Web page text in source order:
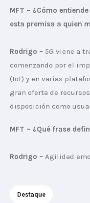
MFT – ¿Cómo
esta premisa a quien
Rodrigo – 5G viene a
comenzando por el
(IoT) y en varias
gran oferta de
disposición como
MFT – ¿Qué frase
Rodrigo – Agilidad
Destaque